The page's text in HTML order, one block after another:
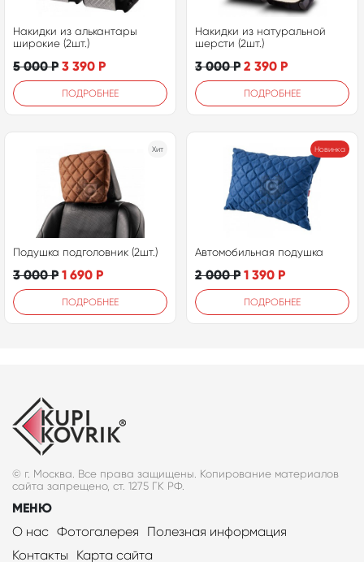
Накидки из алькантары
широкие (2шт.)
5 000Р 3 390 Р
ПОДРОБНЕЕ
Накидки из натуральной
шерсти (2шт.)
3 000Р 2 390 Р
ПОДРОБНЕЕ
Хит
Подушка подголовник (2шт.)
3 000Р 1 690 Р
ПОДРОБНЕЕ
Новинка
Автомобильная подушка
2 000Р 1 390 Р
ПОДРОБНЕЕ
© г. Москва. Все права защищены. Копирование материалов
сайта запрещено, ст. 1275 ГК РФ.
МЕНЮ
О нас Фотогалерея
Полезная информация
Контакты
Карта сайта